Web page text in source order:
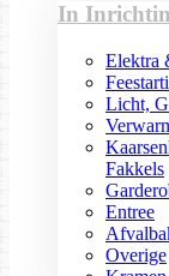
In
Elektra
Licht,
Fakkels
Entree
Overige